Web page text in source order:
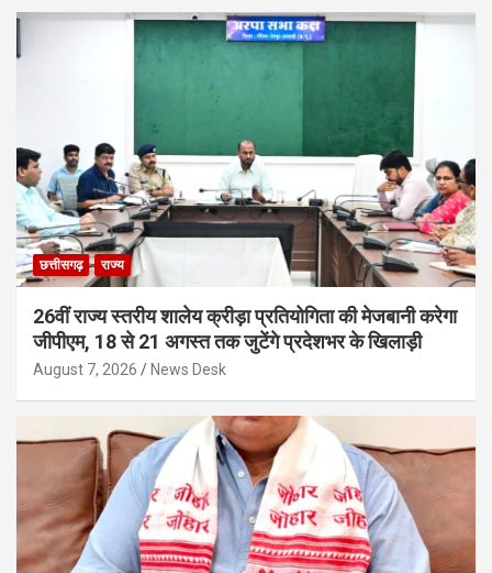
छत्तीसगढ़ राज्य
26वीं राज्य स्तरीय शालेय क्रीड़ा प्रतियोगिता की मेजबानी करेगा
जीपीएम, 18 से 21 अगस्त तक जुटेंगे प्रदेशभर के खिलाड़ी
August 7, 2026 News Desk